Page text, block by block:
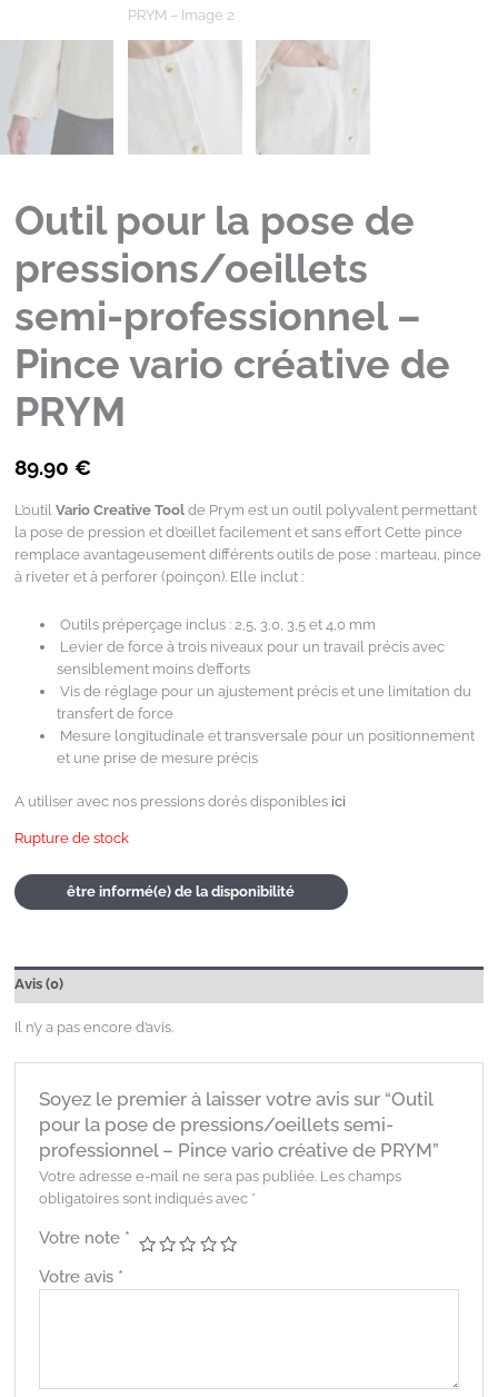
Outil pour la pose de
pressions/oeillets
semi-professionnel –
Pince vario créative de
PRYM
89.90 €
L’outil Vario Creative Toolde Prym est un outil polyvalent permettant
la pose de pression et d’œillet facilement et sans effort Cette pince
remplace avantageusement différents outils de pose : marteau, pince
à riveter et à perforer (poinçon). Elle inclut :
Outils préperçage inclus : 2,5, 3,0, 3,5 et 4,0 mm
Levier de force à trois niveaux pour un travail précis avec
sensiblement moins d’efforts
Vis de réglage pour un ajustement précis et une limitation du
transfert de force
Mesure longitudinale et transversale pour un positionnement
et une prise de mesure précis
A utiliser avec nos pressions dorés disponibles ici
Rupture de stock
être informé(e) de la disponibilité
Avis (0)
Il n’y a pas encore d’avis.
Soyez le premier à laisser votre avis sur “Outil
pour la pose de pressions/oeillets semi-
professionnel – Pince vario créative de PRYM”
Votre adresse e-mail ne sera pas publiée. Les champs
obligatoires sont indiqués avec *
Votre note *
Votre avis *